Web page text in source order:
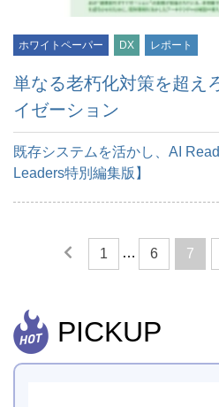
ホワイトペーパー DX レポート
単なる老朽化対策を超え
イゼーション
既存システムを活かし、AI
Leaders特別編集版】
1 … 6 7
PICKUP